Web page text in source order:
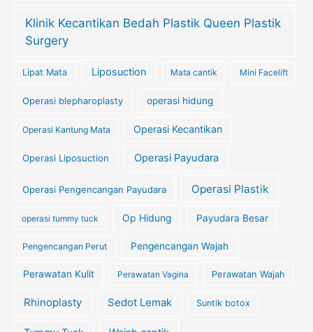
Klinik Kecantikan Bedah Plastik Queen Plastik
Surgery
Lipat Mata Liposuction Mata cantik Mini Facelift
Operasi blepharoplasty operasi hidung
Operasi Kantung Mata Operasi Kecantikan
Operasi Liposuction Operasi Payudara
Operasi Pengencangan Payudara Operasi Plastik
operasi tummy tuck Op Hidung Payudara Besar
Pengencangan Perut Pengencangan Wajah
Perawatan Kulit Perawatan Vagina Perawatan Wajah
Rhinoplasty Sedot Lemak Suntik botox